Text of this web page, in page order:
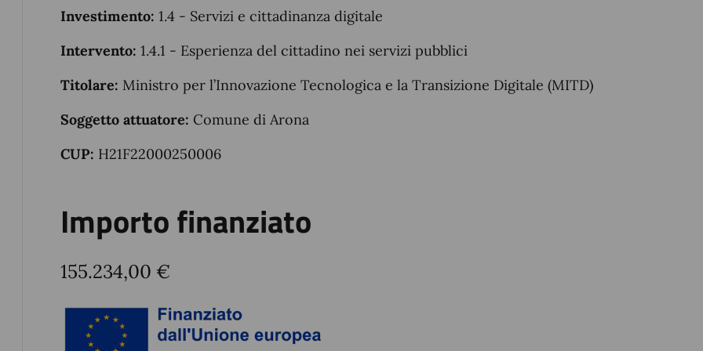
Investimento: 1.4 - Servizi e cittadinanza digitale
Intervento: 1.4.1 - Esperienza del cittadino nei servizi pubblici
Titolare: Ministro per l’Innovazione Tecnologica e la Transizione Digitale (MITD)
Soggetto attuatore: Comune di Arona
CUP: H21F22000250006
Importo finanziato
155.234,00 €